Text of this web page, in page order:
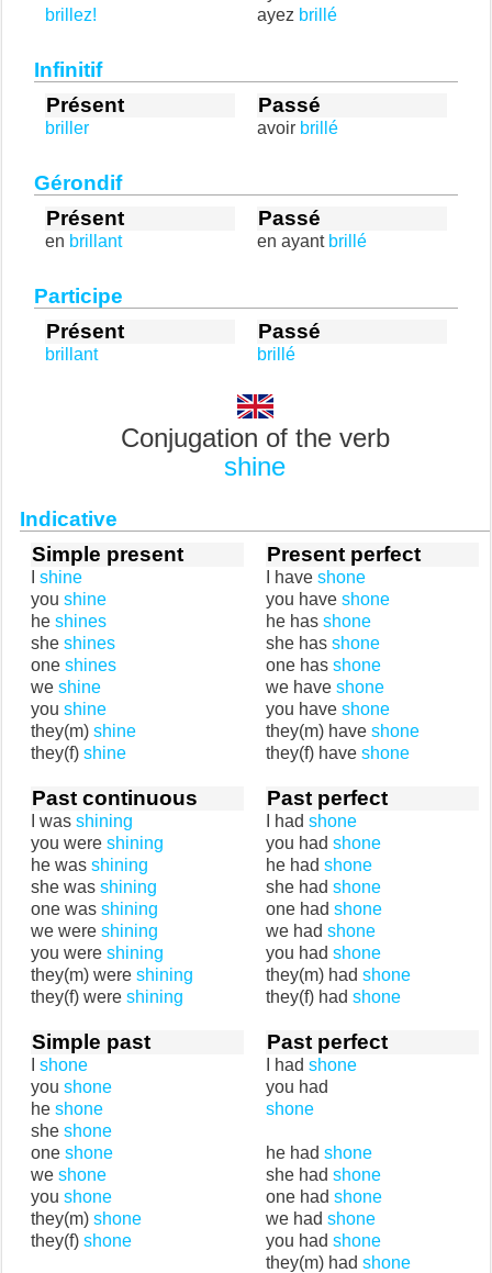
brillez!
ayez brillé
Infinitif
Présent
briller
Passé
avoir brillé
Gérondif
Présent
en brillant
Passé
en ayant brillé
Participe
Présent
brillant
Passé
brillé
Conjugation of the verb
shine
Indicative
Simple present
shine
you shine
he shines
she shines
one shines
we shine
you shine
they(m) shine
they(f) shine
Present perfect
I have shone
you have shone
he has shone
she has shone
one has shone
we have shone
you have shone
they(m) have shone
they(f) have shone
Past continuous
I was shining
you were shining
he was shining
she was shining
one was shining
we were shining
you were shining
they(m) were shining
they(f) were shining
Past perfect
I had shone
you had shone
he had shone
she had shone
one had shone
we had shone
you had shone
they(m) had shone
they(f) had shone
Simple past
shone
you shone
he shone
she shone
one shone
we shone
you shone
they(m) shone
they(f) shone
Past perfect
I had shone
you had
shone
he had shone
she had shone
one had shone
we had shone
you had shone
they(m) had shone